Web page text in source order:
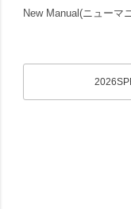
New Manual(ニューマ